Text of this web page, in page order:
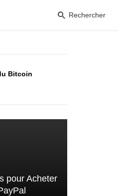
Rechercher
Bitcoin
pour Acheter